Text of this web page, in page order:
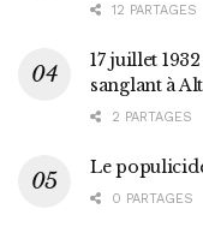
12 PARTAGES
17 juillet
sanglant à
2 PARTAGES
Le
0 PARTAGES